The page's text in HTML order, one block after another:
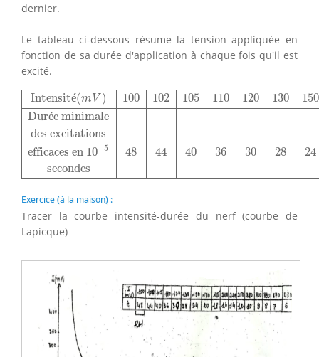
dernier.
Le tableau ci-dessous résume la tension appliquée en
fonction de sa durée d'application à chaque fois qu'il est
excité.
Intensité(mV ) 100 102 105 110 120 130
150
Durée minimale
des excitations
efficaces en 10−5 48 44 40 36 30 28
24
secondes
Intensité(mV)100102105110120130150170185200
Exercice (à la maison) :
Tracer la courbe intensité-durée du nerf (courbe de
Lapicque)